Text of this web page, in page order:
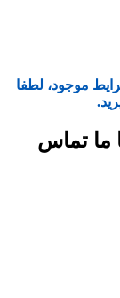
موجود، لطفا
ما تماس